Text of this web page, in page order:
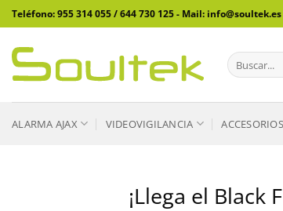
Saltar
al
contenido
Teléfono: 955 314 055 / 644 730 125 - Mail: info@soultek.es
Buscar
por:
ALARMA AJAX VIDEOVIGILANCIA ACCESORIOS
¡Llega el